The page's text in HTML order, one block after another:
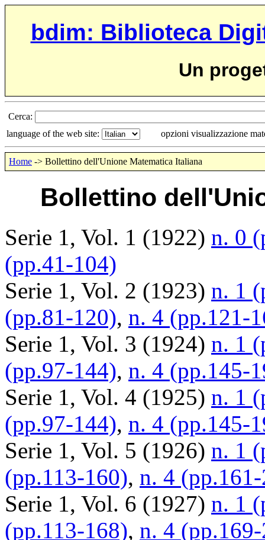
bdim: Biblioteca
Un
Cerca:
language of the web site:
opzioni visualizzazione
Home -> Bollettino dell'Unione Matematica Italiana
Bollettino
Serie 1, Vol. 1 (1922) n. 0
(pp.41-104)
Serie 1, Vol. 2 (1923) n. 1
(pp.81-120), n. 4 (pp.121-
Serie 1, Vol. 3 (1924) n. 1
(pp.97-144), n. 4 (pp.145-
Serie 1, Vol. 4 (1925) n. 1
(pp.97-144), n. 4 (pp.145-
Serie 1, Vol. 5 (1926) n. 1
(pp.113-160), n. 4
Serie 1, Vol. 6 (1927) n. 1
(pp.113-168), n. 4